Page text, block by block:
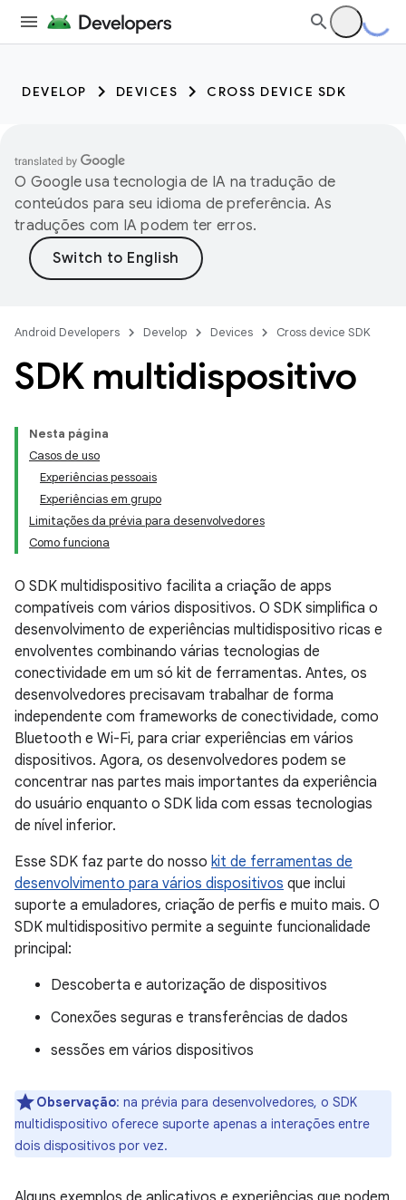
DEVELOP DEVICES CROSS DEVICE SDK
O Google usa tecnologia de IA na tradução de
conteúdos para seu idioma de preferência. As
traduções com IA podem ter erros.
Android Developers Develop Devices Cross device SDK
SDK multidispositivo
Nesta página
Casos de uso
Experiências pessoais
Experiências em grupo
Limitações da prévia para desenvolvedores
Como funciona
O SDK multidispositivo facilita a criação de apps
compatíveis com vários dispositivos. O SDK simplifica o
desenvolvimento de experiências multidispositivo ricas e
envolventes combinando várias tecnologias de
conectividade em um só kit de ferramentas. Antes, os
desenvolvedores precisavam trabalhar de forma
independente com frameworks de conectividade, como
Bluetooth e Wi-Fi, para criar experiências em vários
dispositivos. Agora, os desenvolvedores podem se
concentrar nas partes mais importantes da experiência
do usuário enquanto o SDK lida com essas tecnologias
de nível inferior.
Esse SDK faz parte do nosso kit de ferramentas de
desenvolvimento para vários dispositivos que inclui
suporte a emuladores, criação de perfis e muito mais. O
SDK multidispositivo permite a seguinte funcionalidade
principal:
Descoberta e autorização de dispositivos
Conexões seguras e transferências de dados
sessões em vários dispositivos
Observação: na prévia para desenvolvedores, o SDK
multidispositivo oferece suporte apenas a interações entre
dois dispositivos por vez.